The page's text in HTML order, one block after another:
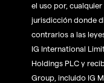
el uso por,
jurisdicción donde
contrarios a las
IG International
Holdings PLC y
Group, incluido IG